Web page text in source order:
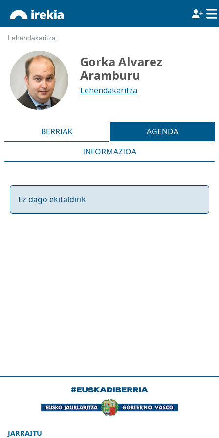
Lehendakaritza
Gorka Alvarez
Aramburu
Lehendakaritza
BERRIAK
AGENDA
INFORMAZIOA
Ez dago ekitaldirik
JARRAITU